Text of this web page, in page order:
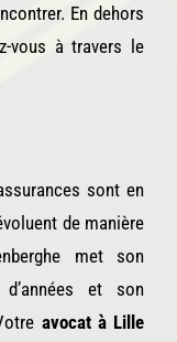
En dehors
vous à travers le
sont en
de manière
met son
d’années et son
avocat à Lille